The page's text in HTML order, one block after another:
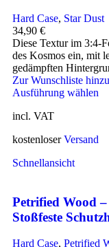
Hard Case, Star Dust
34,90 €
Diese Textur im 3:4-
des Kosmos ein, mit
gedämpften
Zur Wunschliste
Ausführung wählen
incl. VAT
kostenloserVersand
Schnellansicht
Petrified Wood
Stoßfeste
Hard Case, Petrified